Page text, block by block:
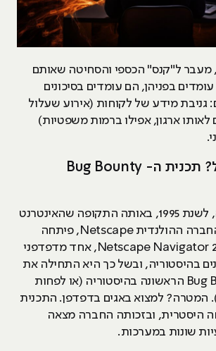
ל"קנס" הכספי והסחיטה שאותם
בפניהן, הם עומדים בסיכונים
גניבת מידע של לקוחות (אירוע שעלול
לאותו ארגון, אפילו ברמות משפטיות)
איך הכל התחיל? תכנית ה- Bug Bounty
נחזור קצת אחורה, לשנת 1995, באותה התקופה שהאינטרנט
הפך לנגיש יותר. החברה ההולנדית Netscape, פיתחה
בשנת 1995 את Netscape Navigator 2.0, אחד מדפדפני
בהיסטוריה, ובשל כך היא התחילה את
תכנית ה- Bug Bounty הראשונה בהיסטוריה (או לפחות
המטרה? למצוא באגים בדפדפן. התכנית
היסטרית, ובזכותה החברה מצאה
שונות במערכות.